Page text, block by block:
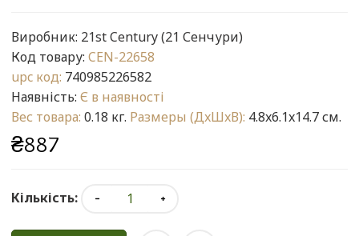
Виробник: 21st Century (21 Сенчури)
Код товару: CEN-22658
upc код: 740985226582
Наявність: Є в наявності
Вес товара: 0.18 кг. Размеры (ДxШxВ): 4.8x6.1x14.7 см.
₴887
Кількість: